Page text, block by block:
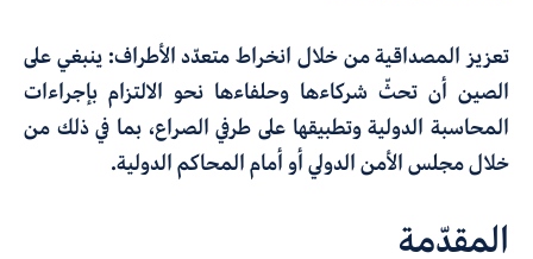
تعزيز المصداقية من خلال انخراط متعدّد الأطراف: ينبغي على
الصين أن تحثّ شركاءها وحلفاءها نحو الالتزام بإجراءات
المحاسبة الدولية وتطبيقها على طرفي الصراع، بما في ذلك من
خلال مجلس الأمن الدولي أو أمام المحاكم الدولية.
المقدّمة